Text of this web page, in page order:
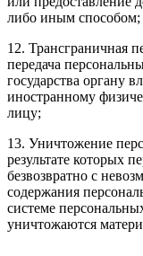
либо иным способом;
12. Трансграничная
передача
государства органу
иностранному
лицу;
13. Уничтожение
результате которых
безвозвратно с
содержания
системе
уничтожаются